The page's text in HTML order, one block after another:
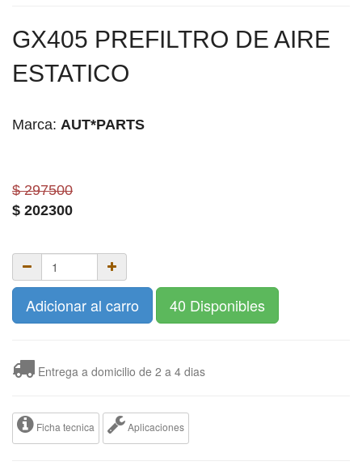
GX405 PREFILTRO DE AIRE
ESTATICO
Marca: AUT*PARTS
$ 297500
$ 202300
Adicionar al carro 40 Disponibles
Entrega a domicilio de 2 a 4 dias
Ficha tecnica Aplicaciones